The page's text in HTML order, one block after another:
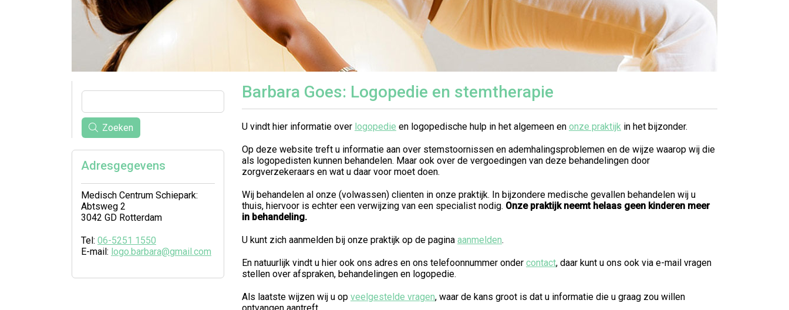
Barbara Goes: Logopedie en stemtherapie
U vindt hier informatie over logopedie en logopedische hulp in het algemeen en onze praktijk in het bijzonder.
Op deze website treft u informatie aan over stemstoornissen en ademhalingsproblemen en de wijze waarop wij die
als logopedisten kunnen behandelen. Maar ook over de vergoedingen van deze behandelingen door
zorgverzekeraars en wat u daar voor moet doen.
Wij behandelen al onze (volwassen) clienten in onze praktijk. In bijzondere medische gevallen behandelen wij u
thuis, hiervoor is echter een verwijzing van een specialist nodig. Onze praktijk neemt helaas geen kinderen meer
in behandeling.
U kunt zich aanmelden bij onze praktijk op de pagina aanmelden.
En natuurlijk vindt u hier ook ons adres en ons telefoonnummer onder contact, daar kunt u ons ook via e-mail vragen
stellen over afspraken, behandelingen en logopedie.
Als laatste wijzen wij u op veelgestelde vragen, waar de kans groot is dat u informatie die u graag zou willen
Zoeken
Adresgegevens
Medisch Centrum Schiepark:
Abtsweg 2
3042 GD Rotterdam
Tel: 06-5251 1550
E-mail: logo.barbara@gmail.com